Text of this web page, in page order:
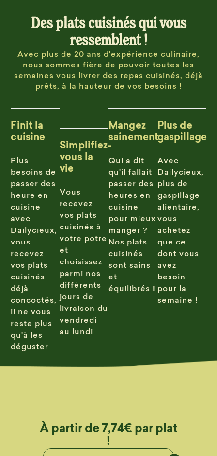
Des plats cuisinés qui vous
ressemblent !
Avec plus de 20 ans d'expérience culinaire,
nous sommes fière de pouvoir toutes les
semaines vous livrer des repas cuisinés, déjà
prêts, à la hauteur de vos besoins !
Finit la
cuisine
Plus
besoins de
passer des
heure en
cuisine
avec
Dailycieux,
vous
recevez
vos plats
cuisinés
déjà
concoctés,
il ne vous
reste plus
qu'à les
déguster
Simplifiez-
vous la
vie
Vous
recevez
vos plats
cuisinés à
votre potre
et
choisissez
parmi nos
différents
jours de
livraison du
vendredi
au lundi
Mangez
sainement
Qui a dit
qu'il fallait
passer des
heures en
cuisine
pour mieux
manger ?
Nos plats
cuisinés
sont sains
et
équilibrés !
Plus de
gaspillage
Avec
Dailycieux,
plus de
gaspillage
alientaire,
vous
achetez
que ce
dont vous
avez
besoin
pour la
semaine !
À partir de 7,74€ par plat
!